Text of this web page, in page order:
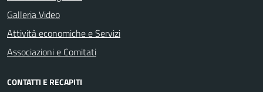
Galleria Video
Attività economiche e Servizi
Associazioni e Comitati
CONTATTI E RECAPITI